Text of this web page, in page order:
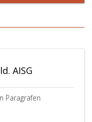
AISG
Paragrafen